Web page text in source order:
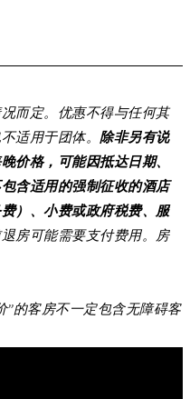
而定。优惠不得与任何其
适用于团体。 除非另有说
价格，可能因抵达日期、
含适用的强制征收的酒店
）、小费或政府税费、服
房可能需要支付费用。房
”的客房不一定包含无障碍客